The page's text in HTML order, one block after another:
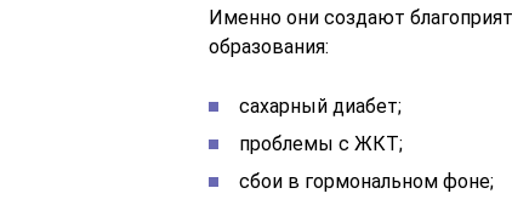
Именно они создают
образования:
сахарный диабет;
проблемы с ЖКТ;
сбои в гормональном фоне;